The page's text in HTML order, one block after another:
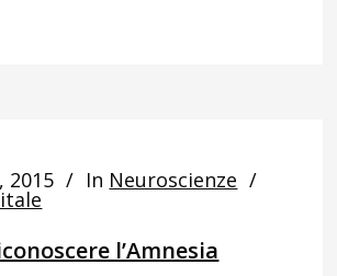
2015 In Neuroscienze
l’Amnesia